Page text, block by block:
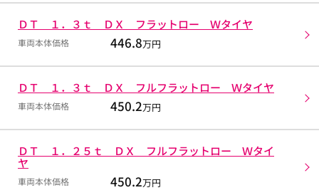
ＤＴ １．３ｔ ＤＸ フラットロー Ｗタイヤ
車両本体価格 446.8万円
ＤＴ １．３ｔ ＤＸ フルフラットロー Ｗタイヤ
車両本体価格 450.2万円
ＤＴ １．２５ｔ ＤＸ フルフラットロー Ｗタイ
ヤ
車両本体価格 450.2万円